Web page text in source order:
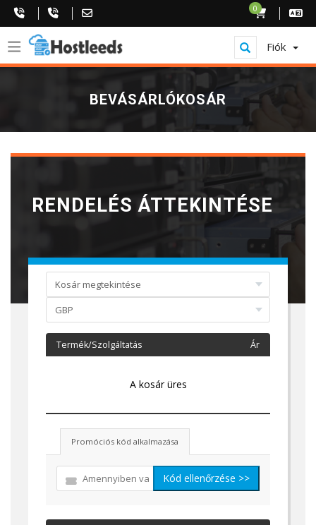
0
Fiók
BEVÁSÁRLÓKOSÁR
RENDELÉS ÁTTEKINTÉSE
Termék/Szolgáltatás Ár
A kosár üres
Promóciós kód alkalmazása
Kód ellenőrzése >>